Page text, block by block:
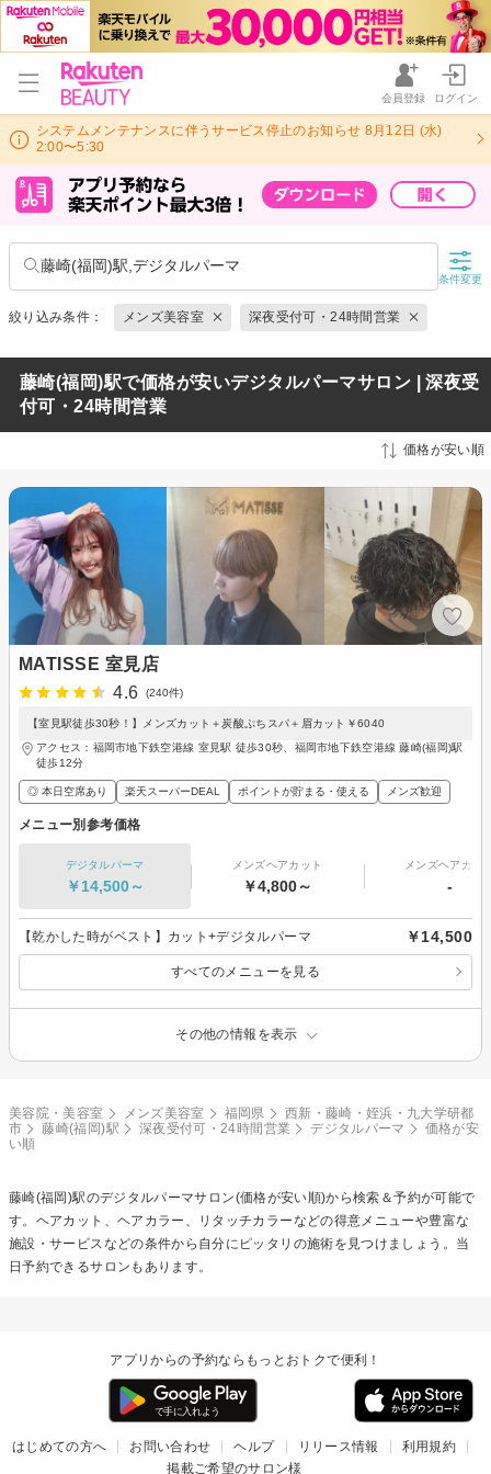
会員登録 ログイン
システムメンテナンスに伴うサービス停止のお知らせ 8月12日 (水)
2:00〜5:30
藤崎(福岡)駅,デジタルパーマ
条件変更
絞り込み条件： メンズ美容室 深夜受付可・24時間営業
藤崎(福岡)駅で価格が安いデジタルパーマサロン | 深夜受
付可・24時間営業
価格が安い順
MATISSE 室見店
4.6
(240件)
【室見駅徒歩30秒！】メンズカット＋炭酸ぷちスパ＋眉カット￥6040
アクセス：福岡市地下鉄空港線 室見駅 徒歩30秒、福岡市地下鉄空港線 藤崎(福岡)駅
徒歩12分
◎ 本日空席あり 楽天スーパーDEAL ポイントが貯まる・使える メンズ歓迎
メニュー別参考価格
デジタルパーマ
￥14,500～
メンズヘアカット
￥4,800～
メンズヘアカラ
-
【乾かした時がベスト】カット+デジタルパーマ ￥14,500
すべてのメニューを見る
その他の情報を表示
美容院・美容室 メンズ美容室 福岡県
西新・藤崎・姪浜・九大学研都
市
藤崎(福岡)駅 深夜受付可・24時間営業 デジタルパーマ
価格が安
い順
藤崎(福岡)駅のデジタルパーマサロン(価格が安い順)から検索＆予約が可能で
す。ヘアカット、ヘアカラー、リタッチカラーなどの得意メニューや豊富な
施設・サービスなどの条件から自分にピッタリの施術を見つけましょう。当
日予約できるサロンもあります。
アプリからの予約ならもっとおトクで便利！
はじめての方へ お問い合わせ ヘルプ リリース情報
利用規約
掲載ご希望のサロン様